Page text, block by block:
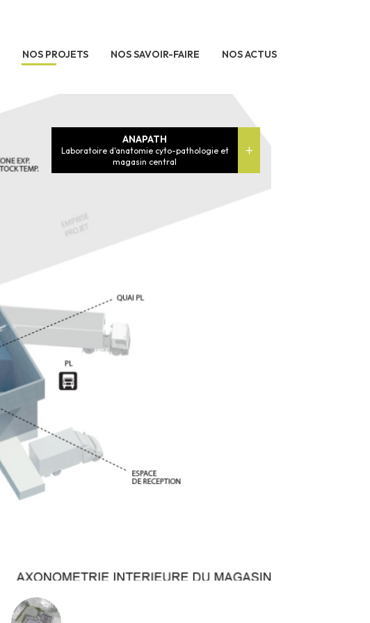
NOS PROJETS NOS SAVOIR-FAIRE NOS ACTUS
ANAPATH
Laboratoire d'anatomie cyto-pathologie et
magasin central